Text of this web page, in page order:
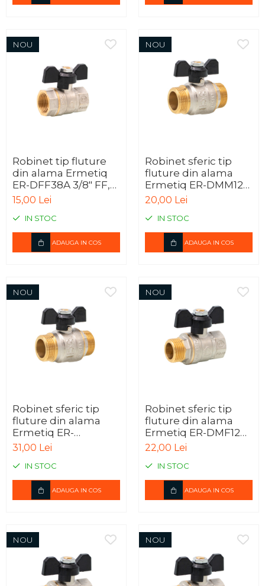
NOU
Robinet tip fluture
din alama Ermetiq
ER-DFF38A 3/8" FF,
robinet sferic PN40
15,00 Lei
IN STOC
ADAUGA IN COS
NOU
Robinet sferic tip
fluture din alama
Ermetiq ER-DMM12A
1/2" MM, PN40
20,00 Lei
IN STOC
ADAUGA IN COS
NOU
Robinet sferic tip
fluture din alama
Ermetiq ER-
DMM34A 3/4" MM,
PN40
31,00 Lei
IN STOC
ADAUGA IN COS
NOU
Robinet sferic tip
fluture din alama
Ermetiq ER-DMF12A
1/2" MF, PN40
22,00 Lei
IN STOC
ADAUGA IN COS
NOU NOU